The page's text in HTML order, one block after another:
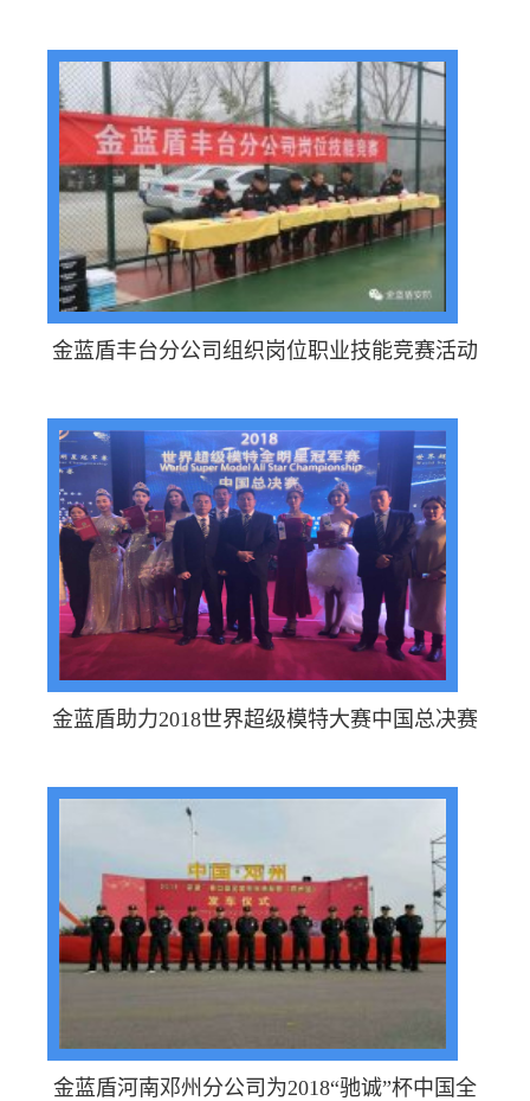
金蓝盾丰台分公司组织岗位职业技能竞赛活动
金蓝盾助力2018世界超级模特大赛中国总决赛
金蓝盾河南邓州分公司为2018“驰诚”杯中国全